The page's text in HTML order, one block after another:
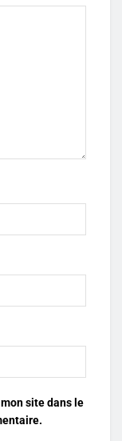
site dans le